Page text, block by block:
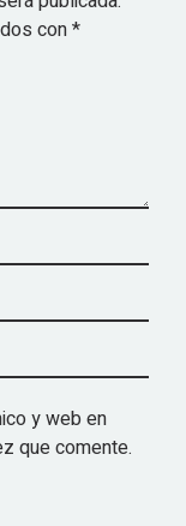
con*
y web en
que comente.